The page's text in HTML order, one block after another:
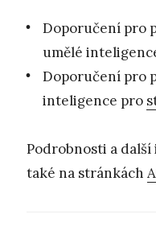
Doporučení pro
umělé
Doporučení pro
inteligence pro
Podrobnosti a
také na stránkách